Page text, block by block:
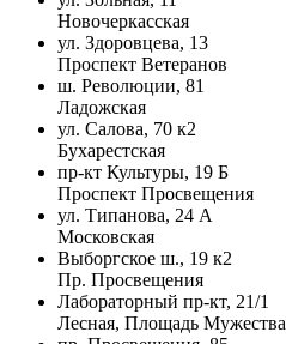
Новочеркасская
ул. Здоровцева, 13
Проспект Ветеранов
ш. Революции, 81
Ладожская
ул. Салова, 70 к2
Бухарестская
пр-кт Культуры, 19 Б
Проспект Просвещения
ул. Типанова, 24 А
Московская
Выборгское ш., 19 к2
Пр. Просвещения
Лабораторный пр-кт, 21/1
Лесная, Площадь Мужества